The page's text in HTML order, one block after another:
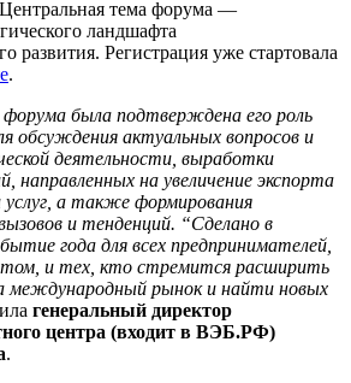
тема форума —
ландшафта
развития. Регистрация уже стартовала
.
форума была подтверждена его роль
обсуждения актуальных вопросов и
деятельности, выработки
направленных на увеличение экспорта
услуг, а также формирования
и тенденций. “Сделано в
года для всех предпринимателей,
и тех, кто стремится расширить
международный рынок и найти новых
генеральный директор
центра (входит в ВЭБ.РФ)
.